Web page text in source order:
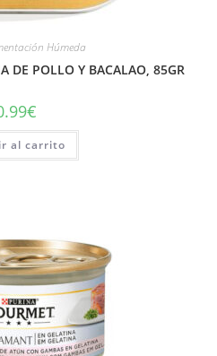
Húmeda
DE POLLO Y BACALAO, 85GR
€
al carrito